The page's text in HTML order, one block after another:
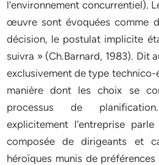
l‘environnement concurrentiel).
œuvre sont évoquées comme
décision, le postulat implicite
suivra » (Ch.Barnard, 1983). Dit
exclusivement de type technico-
manière dont les choix se
processus de
explicitement l‘entreprise
composée de dirigeants et
héroïques munis de